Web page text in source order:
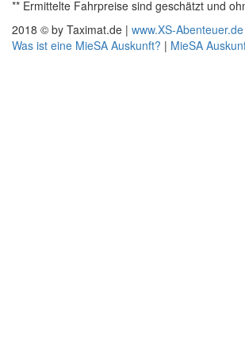
** Ermittelte Fahrpreise sind geschätzt und
2018 © by Taximat.de | www.XS-Abenteuer.de
Was ist eine MieSA Auskunft? | MieSA